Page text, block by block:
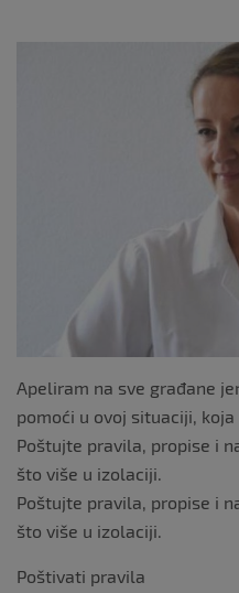
Apeliram na sve građane
pomoći u ovoj situaciji,
Poštujte pravila, propise i
što više u izolaciji.
Poštujte pravila, propise i
što više u izolaciji.
Poštivati pravila